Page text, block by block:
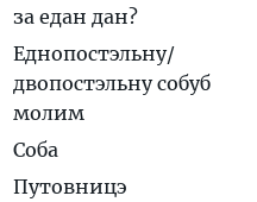
за eдан дан?
Eднопoстэльну/
двoпoстэльну сoбуб
мoлим
Соба
Путовницэ